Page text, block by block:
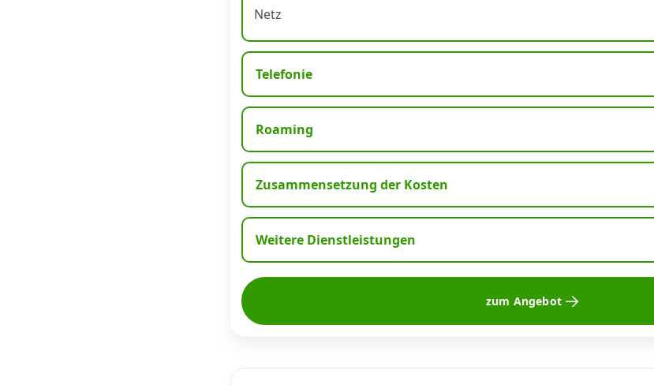
Netz
Telefonie
Roaming
Zusammensetzung der Kosten
Weitere Dienstleistungen
zum Angebot